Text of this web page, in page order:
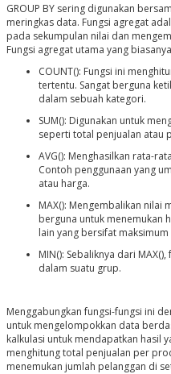
GROUP BY sering digunakan
meringkas data. Fungsi agregat
pada sekumpulan nilai dan
Fungsi agregat utama yang
COUNT(): Fungsi ini
tertentu. Sangat berguna
dalam sebuah kategori.
SUM(): Digunakan untuk
seperti total penjualan atau
AVG(): Menghasilkan rata-
Contoh penggunaan yang
atau harga.
MAX(): Mengembalikan nilai
berguna untuk menemukan
lain yang bersifat
MIN(): Sebaliknya dari
dalam suatu grup.
Menggabungkan fungsi-fungsi ini
untuk mengelompokkan data
kalkulasi untuk mendapatkan hasil
menghitung total penjualan per
menemukan jumlah pelanggan di